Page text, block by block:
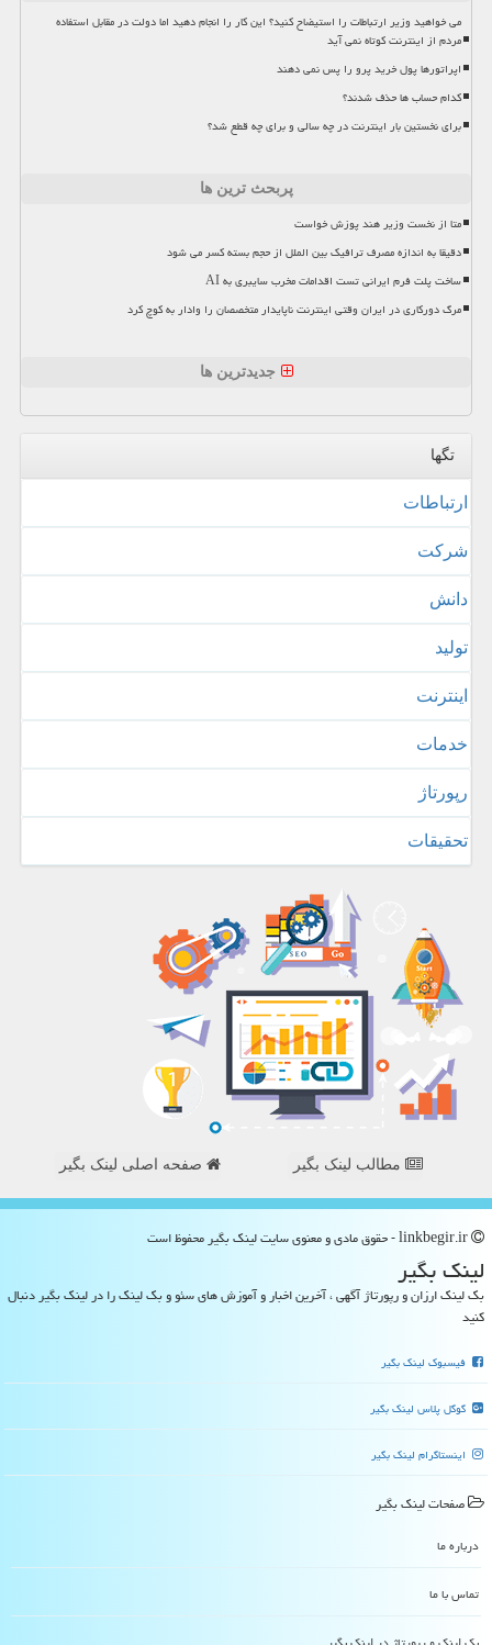
می خواهید وزیر ارتباطات را استیضاح کنید؟ این کار را انجام دهید اما دولت در مقابل استفاده
مردم از اینترنت کوتاه نمی آید
اپراتورها پول خرید پرو را پس نمی دهند
کدام حساب ها حذف شدند؟
برای نخستین بار اینترنت در چه سالی و برای چه قطع شد؟
پربحث ترین ها
متا از نخست وزیر هند پوزش خواست
دقیقا به اندازه مصرف ترافیک بین الملل از حجم بسته کسر می شود
ساخت پلت فرم ایرانی تست اقدامات مخرب سایبری به AI
مرگ دورکاری در ایران وقتی اینترنت ناپایدار متخصصان را وادار به کوچ کرد
جدیدترین ها
تگها
ارتباطات
شركت
دانش
تولید
اینترنت
خدمات
رپورتاژ
تحقیقات
مطالب لینک بگیر صفحه اصلی لینک بگیر
لینك بگیر
بک لینک ارزان و رپورتاژ آگهی ، آخرین اخبار و آموزش های سئو و بک لینک را در لینک بگیر دنبال
کنید
فیسبوک لینک بگیر
گوگل پلاس لینک بگیر
اینستاگرام لینک بگیر
صفحات لینك بگیر
درباره ما
تماس با ما